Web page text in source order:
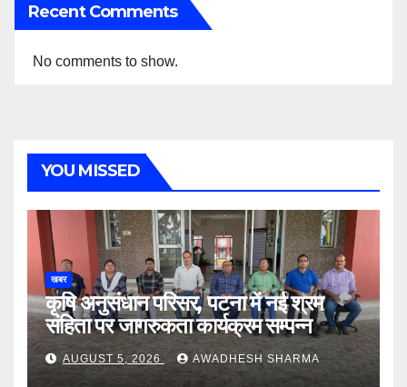
Recent Comments
No comments to show.
YOU MISSED
खबर
कृषि अनुसंधान परिसर, पटना में नई श्रम
संहिता पर जागरुकता कार्यक्रम सम्पन्न
AUGUST 5, 2026 AWADHESH SHARMA